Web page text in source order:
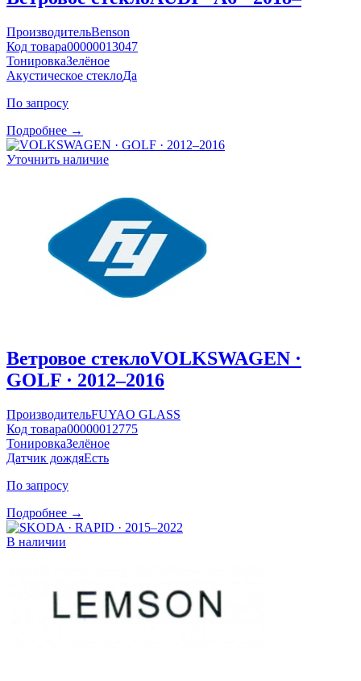
ПроизводительBenson
Код товара00000013047
ТонировкаЗелёное
Акустическое стеклоДа
По запросу
Подробнее →
Уточнить наличие
Ветровое стеклоVOLKSWAGEN ·
GOLF · 2012–2016
ПроизводительFUYAO GLASS
Код товара00000012775
ТонировкаЗелёное
Датчик дождяЕсть
По запросу
Подробнее →
В наличии